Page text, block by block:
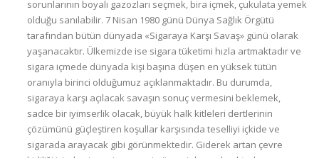
sorunlarının boyalı gazozları seçmek, bira içmek, çukulata yemek
olduğu sanılabilir. 7 Nisan 1980 günü Dünya Sağlık Örgütü
tarafından bütün dünyada «Sigaraya Karşı Savaş» günü olarak
yaşanacaktır. Ülkemizde ise sigara tüketimi hızla artmaktadır ve
sigara içmede dünyada kişi başına düşen en yüksek tütün
oranıyla birinci olduğumuz açıklanmaktadır. Bu durumda,
sigaraya karşı açılacak savaşın sonuç vermesini beklemek,
sadce bir iyimserlik olacak, büyük halk kitleleri dertlerinin
çözümünü güçleştiren koşullar karşısında teselliyi içkide ve
sigarada arayacak gibi görünmektedir. Giderek artan çevre